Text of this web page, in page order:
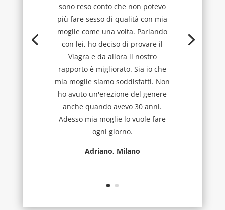
sono reso conto che non potevo
più fare sesso di qualità con mia
moglie come una volta. Parlando
con lei, ho deciso di provare il
Viagra e da allora il nostro
rapporto è migliorato. Sia io che
mia moglie siamo soddisfatti. Non
ho avuto un'erezione del genere
anche quando avevo 30 anni.
Adesso mia moglie lo vuole fare
ogni giorno.
Adriano, Milano